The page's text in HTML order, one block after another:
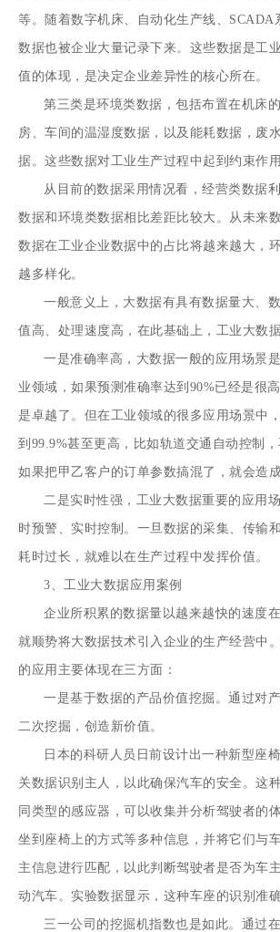
等。随着数字机床、自动化生产线、SCADA
数据也被企业大量记录下来。这些数据是工
值的体现，是决定企业差异性的核心所在。
第三类是环境类数据，包括布置在机床
房、车间的温湿度数据，以及能耗数据，废
据。这些数据对工业生产过程中起到约束作用
从目前的数据采用情况看，经营类数据
数据和环境类数据相比差距比较大。从未来
数据在工业企业数据中的占比将越来越大，
越多样化。
一般意义上，大数据有具有数据量大、
值高、处理速度高，在此基础上，工业大数
一是准确率高，大数据一般的应用场景
业领域，如果预测准确率达到90%已经是很
是卓越了。但在工业领域的很多应用场景中
到99.9%甚至更高，比如轨道交通自动控制，
如果把甲乙客户的订单参数搞混了，就会造成
二是实时性强，工业大数据重要的应用
时预警、实时控制。一旦数据的采集、传输
耗时过长，就难以在生产过程中发挥价值。
3、工业大数据应用案例
企业所积累的数据量以越来越快的速度
就顺势将大数据技术引入企业的生产经营中
的应用主要体现在三方面：
一是基于数据的产品价值挖掘。通过对
二次挖掘，创造新价值。
日本的科研人员日前设计出一种新型座
关数据识别主人，以此确保汽车的安全。这
同类型的感应器，可以收集并分析驾驶者的
坐到座椅上的方式等多种信息，并将它们与
主信息进行匹配，以此判断驾驶者是否为车
动汽车。实验数据显示，这种车座的识别准确
三一公司的挖掘机指数也是如此。通过